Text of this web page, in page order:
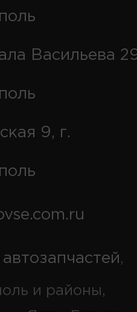
Васильева
9, г.
,
и районы,